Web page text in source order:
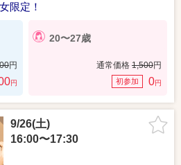
限定！
円
円
20〜27歳
通常価格 1,500円
初参加 0円
9/26(土)
16:00〜17:30